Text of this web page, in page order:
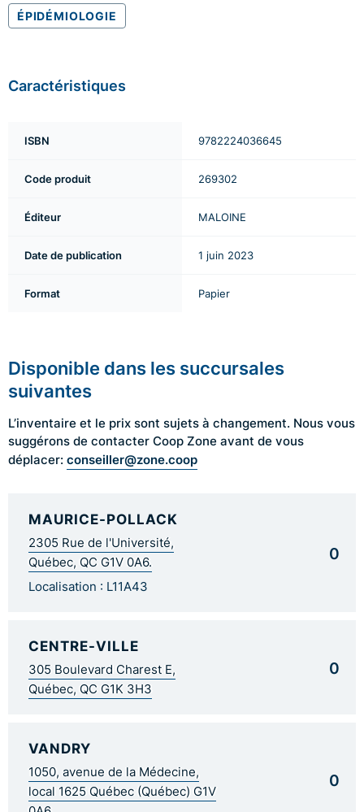
ÉPIDÉMIOLOGIE
Caractéristiques
ISBN 9782224036645
Code produit 269302
Éditeur MALOINE
Date de publication 1 juin 2023
Format Papier
Disponible dans les succursales
suivantes
L’inventaire et le prix sont sujets à changement. Nous vous
suggérons de contacter Coop Zone avant de vous
déplacer: conseiller@zone.coop
MAURICE-POLLACK
2305 Rue de l'Université,
Québec, QC G1V 0A6.
Localisation : L11A43
0
CENTRE-VILLE
305 Boulevard Charest E,
Québec, QC G1K 3H3
0
VANDRY
1050, avenue de la Médecine,
local 1625 Québec (Québec) G1V
0